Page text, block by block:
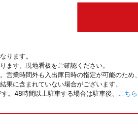
ります。
ます。現地看板をご確認ください。
営業時間外も入出庫日時の指定が可能のた
果に含まれていない場合がございます。
。48時間以上駐車する場合は駐車後、
こちら